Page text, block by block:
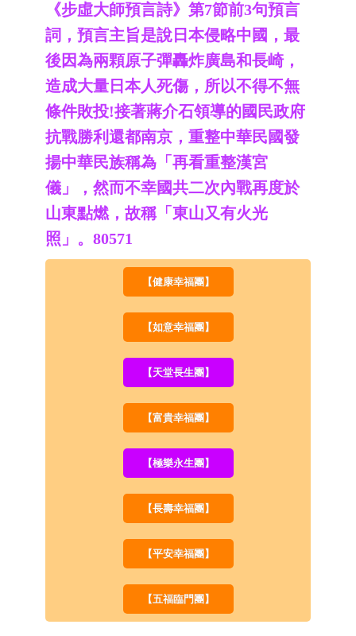
《步虛大師預言詩》第7節前3句預言
詞，預言主旨是說日本侵略中國，最
後因為兩顆原子彈轟炸廣島和長崎，
造成大量日本人死傷，所以不得不無
條件敗投!接著蔣介石領導的國民政府
抗戰勝利還都南京，重整中華民國發
揚中華民族稱為「再看重整漢宮
儀」，然而不幸國共二次內戰再度於
山東點燃，故稱「東山又有火光
照」。80571
【健康幸福團】
【如意幸福團】
【天堂長生團】
【富貴幸福團】
【極樂永生團】
【長壽幸福團】
【平安幸福團】
【五福臨門團】